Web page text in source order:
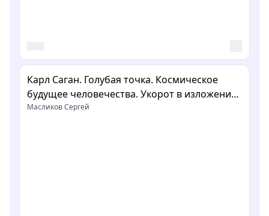
Карл Саган. Голубая точка. Космическое
будущее человечества. Укорот в изложении
Сергея Масликова
Масликов Сергей